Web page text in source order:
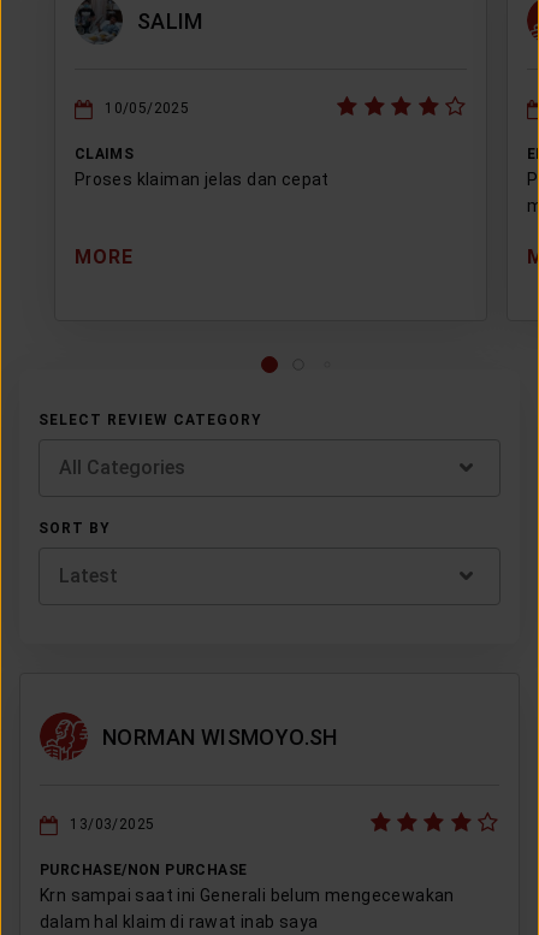
SALIM
10/05/2025
CLAIMS
Proses klaiman jelas dan cepat
MORE
SELECT REVIEW CATEGORY
All Categories
SORT BY
Latest
NORMAN WISMOYO.SH
13/03/2025
PURCHASE/NON PURCHASE
Krn sampai saat ini Generali belum mengecewakan
dalam hal klaim di rawat inab saya